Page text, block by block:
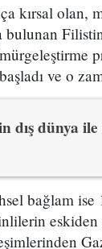
kırsal olan,
bulunan
ve o
dış dünya
bağlam ise